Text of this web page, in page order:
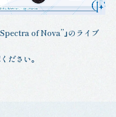
of Nova”」のライブ
ださい。